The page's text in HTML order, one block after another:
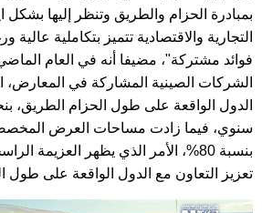
بمبادرة الحزام والطريق وتنظر إليها بشكل
التجارية والاقتصادية تتميز بتكاملية
فوائد مشتركة"، مضيفا أنه في العام
الشركات الصينية المشاركة في
سنوي، فيما زادت مساحات العرض
بنسبة 80%، الأمر الذي يظهر العزيمة
تعزيز التعاون مع الدول الواقعة على طول